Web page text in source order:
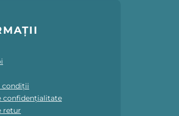
condiții
confidențialitate
retur